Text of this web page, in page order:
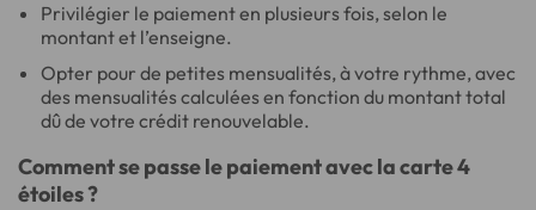
Privilégier le paiement en plusieurs fois, selon le
montant et l’enseigne.
Opter pour de petites mensualités, à votre rythme, avec
des mensualités calculées en fonction du montant total
dû de votre crédit renouvelable.
Comment se passe le paiement avec la carte 4
étoiles ?